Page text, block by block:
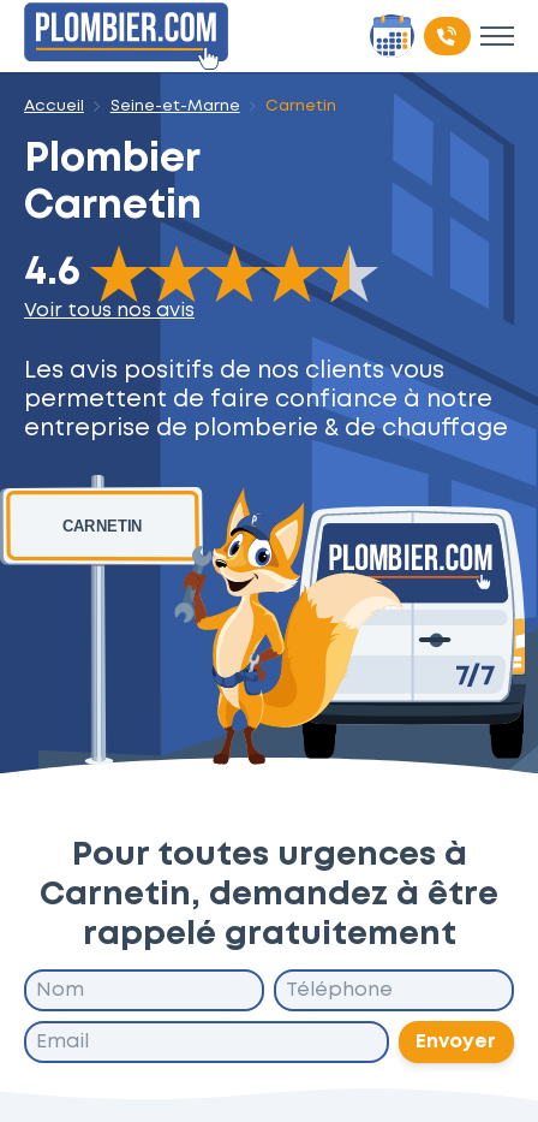
Accueil Seine-et-Marne Carnetin
Plombier
Carnetin
4.6
The rating of this product is 4.6out of 5
Voir tous nos avis
Les avis positifs de nos clientsvous
permettent de faire confiance à notre
entreprise de plomberie & de chauffage
CARNETIN
Pour toutes urgences à
Carnetin, demandez à être
rappelé gratuitement
Envoyer